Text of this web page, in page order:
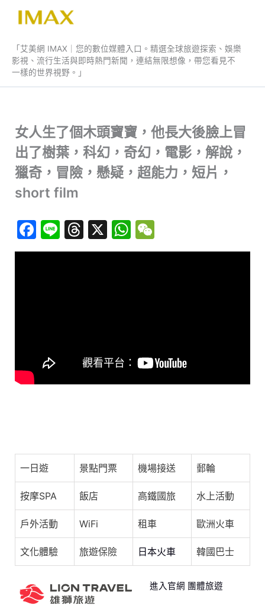
「艾美網 IMAX｜您的數位媒體入口。精選全球旅遊探索、娛樂
影視、流行生活與即時熱門新聞，連結無限想像，帶您看見不
一樣的世界視野。」
女人生了個木頭寶寶，他長大後臉上冒
出了樹葉，科幻，奇幻，電影，解說，
獵奇，冒險，懸疑，超能力，短片，
short film
F
a
k
Li
n
T
hr
X
W
h e
一日遊 景點門票 機場接送 郵輪
按摩SPA 飯店 高鐵國旅 水上活動
戶外活動 WiFi 租車 歐洲火車
文化體驗 旅遊保險 日本火車 韓國巴士
進入官網 團體旅遊